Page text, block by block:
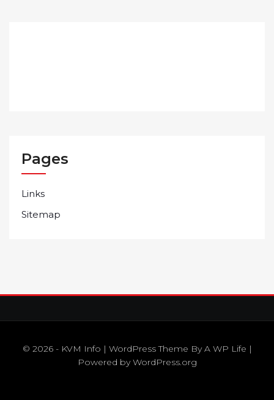
Pages
Links
Sitemap
© 2026 - KVM Info | WordPress Theme ByA WP Life |
Powered byWordPress.org